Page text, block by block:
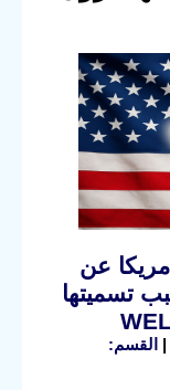
عن
تسميتها
| القسم: